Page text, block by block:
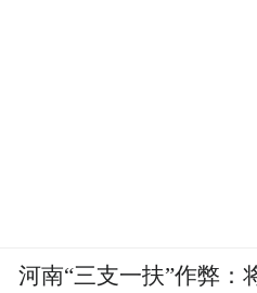
河南“三支一扶”作弊：